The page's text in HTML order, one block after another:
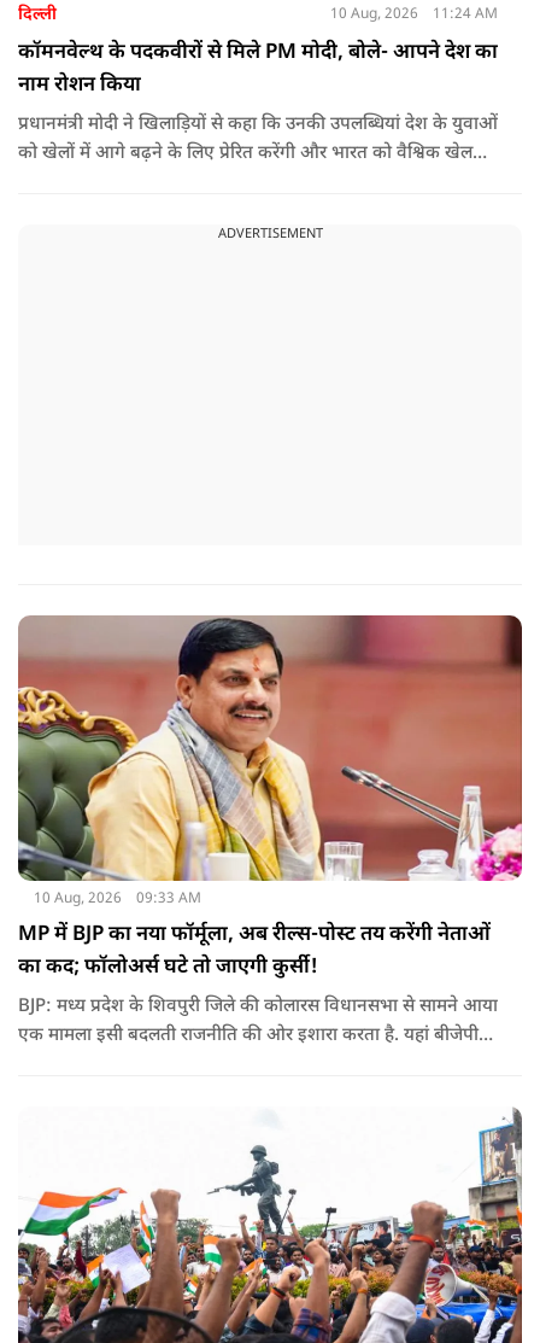
दिल्ली 10 Aug, 2026 11:24 AM
कॉमनवेल्थ के पदकवीरों से मिले PM मोदी, बोले- आपने देश का
नाम रोशन किया
प्रधानमंत्री मोदी ने खिलाड़ियों से कहा कि उनकी उपलब्धियां देश के युवाओं
को खेलों में आगे बढ़ने के लिए प्रेरित करेंगी और भारत को वैश्विक खेल
ADVERTISEMENT
10 Aug, 2026 09:33 AM
MP में BJP का नया फॉर्मूला, अब रील्स-पोस्ट तय करेंगी नेताओं
का कद; फॉलोअर्स घटे तो जाएगी कुर्सी!
BJP: मध्य प्रदेश के शिवपुरी जिले की कोलारस विधानसभा से सामने आया
एक मामला इसी बदलती राजनीति की ओर इशारा करता है. यहां बीजेपी